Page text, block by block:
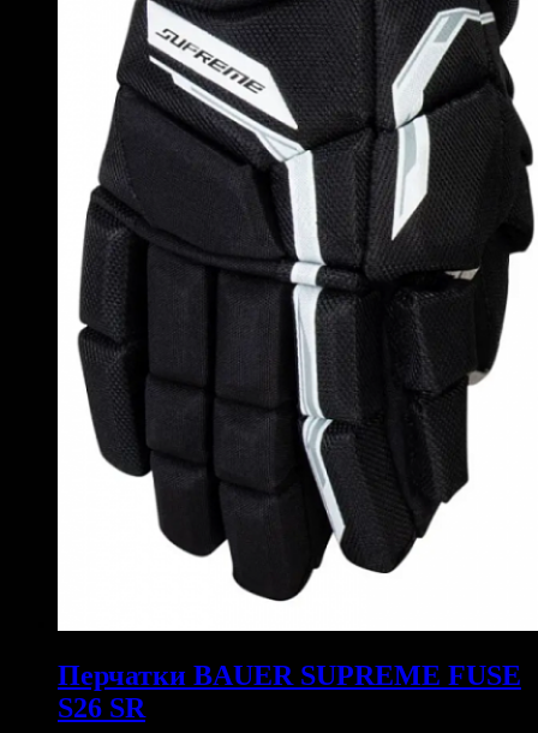
Перчатки BAUER SUPREME FUSE
S26 SR